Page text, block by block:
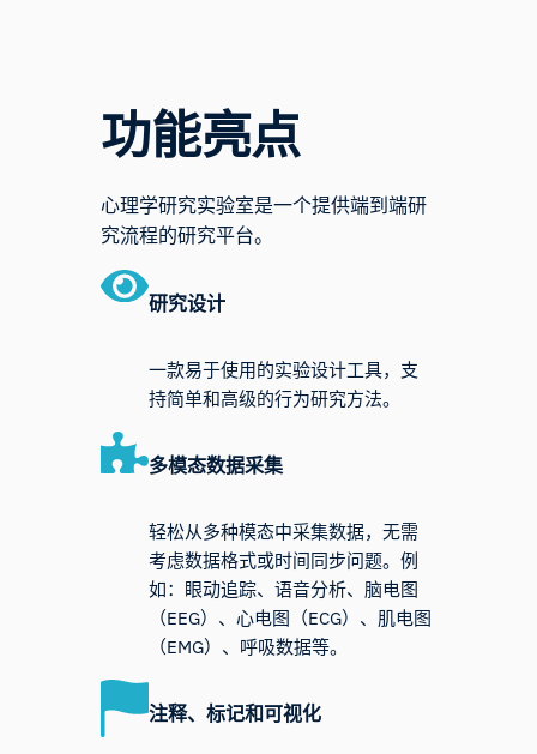
功能亮点
心理学研究实验室是一个提供端到端研
究流程的研究平台。
研究设计
一款易于使用的实验设计工具，支
持简单和高级的行为研究方法。
多模态数据采集
轻松从多种模态中采集数据，无需
考虑数据格式或时间同步问题。例
如：眼动追踪、语音分析、脑电图
（EEG）、心电图（ECG）、肌电图
（EMG）、呼吸数据等。
注释、标记和可视化